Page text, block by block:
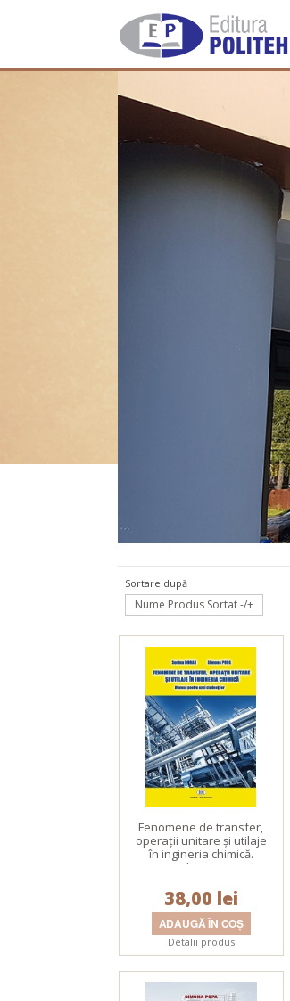
Chimie
Sortare după
Nume Produs Sortat -/+
Fenomene de transfer,
operaţii unitare şi utilaje
în ingineria chimică.
manual pentru uzul
38,00 lei
Detalii produs